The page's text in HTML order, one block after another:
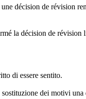
décision de révision
la décision de révision
di essere sentito.
dei motivi